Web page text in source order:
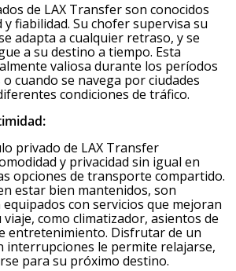
de LAX Transfer son conocidos
fiabilidad. Su chofer supervisa su
adapta a cualquier retraso, y se
a su destino a tiempo. Esta
valiosa durante los períodos
cuando se navega por ciudades
condiciones de tráfico.
privado de LAX Transfer
y privacidad sin igual en
opciones de transporte compartido.
estar bien mantenidos, son
con servicios que mejoran
viaje, como climatizador, asientos de
entretenimiento. Disfrutar de un
interrupciones le permite relajarse,
para su próximo destino.